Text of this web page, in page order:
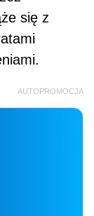
się z
AUTOPROMOCJA